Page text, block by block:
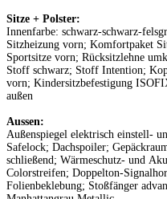
Sitze + Polster:
Innenfarbe: schwarz-schwarz-
Sitzheizung vorn; Komfortpaket
Sportsitze vorn; Rücksitzlehne
Stoff schwarz; Stoff Intention;
vorn; Kindersitzbefestigung
außen
Aussen:
Außenspiegel elektrisch einstell-
Safelock; Dachspoiler;
schließend; Wärmeschutz- und
Colorstreifen; Doppelton-
Folienbeklebung; Stoßfänger